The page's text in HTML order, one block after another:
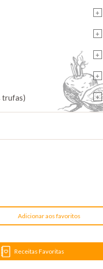
+
+
+
+
+
trufas)
Adicionar aos favoritos
Receitas Favoritas